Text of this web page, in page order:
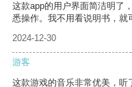
这款app的用户界面简洁明了
悉操作。我不用看说明书，就
2024-12-30
游客
这款游戏的音乐非常优美，听